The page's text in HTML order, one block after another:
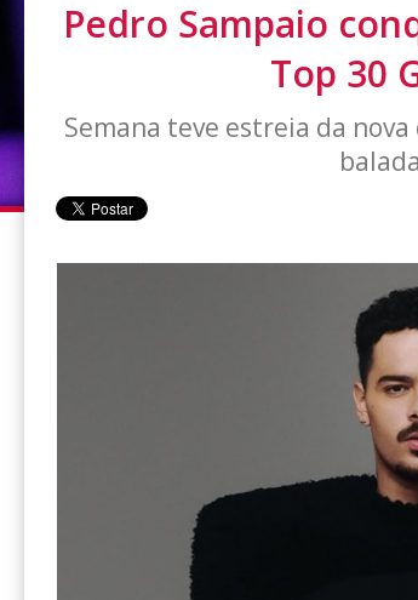
Pedro Sampaio
Top 30
Semana teve estreia da